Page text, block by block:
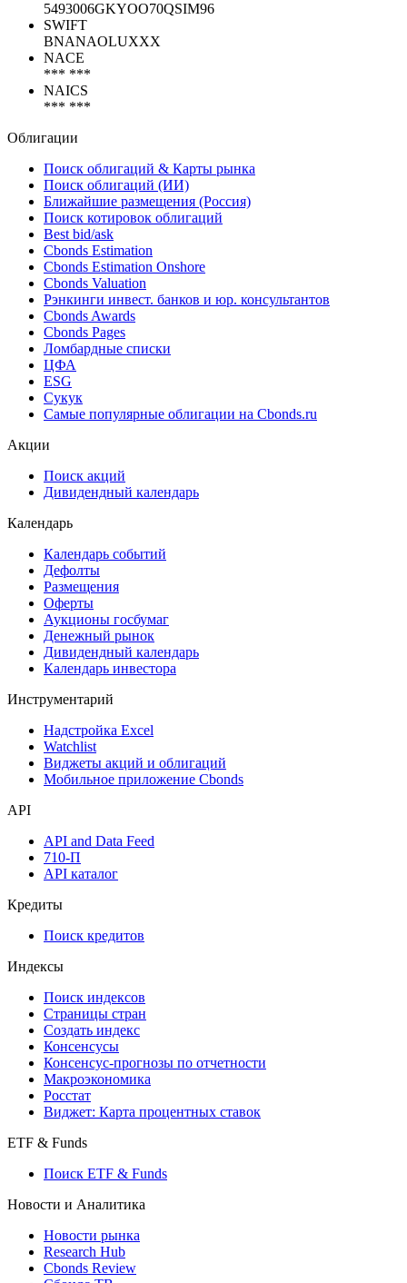
5493006GKYOO70QSIM96
SWIFT
BNANAOLUXXX
NACE
*** ***
NAICS
*** ***
Облигации
Поиск облигаций & Карты рынка
Поиск облигаций (ИИ)
Ближайшие размещения (Россия)
Поиск котировок облигаций
Best bid/ask
Cbonds Estimation
Cbonds Estimation Onshore
Cbonds Valuation
Рэнкинги инвест. банков и юр. консультантов
Cbonds Awards
Cbonds Pages
Ломбардные списки
ЦФА
ESG
Сукук
Самые популярные облигации на Cbonds.ru
Акции
Поиск акций
Дивидендный календарь
Календарь
Календарь событий
Дефолты
Размещения
Оферты
Аукционы госбумаг
Денежный рынок
Дивидендный календарь
Календарь инвестора
Инструментарий
Надстройка Excel
Watchlist
Виджеты акций и облигаций
Мобильное приложение Cbonds
API
API and Data Feed
710-П
API каталог
Кредиты
Поиск кредитов
Индексы
Поиск индексов
Страницы стран
Создать индекс
Консенсусы
Консенсус-прогнозы по отчетности
Макроэкономика
Росстат
Виджет: Карта процентных ставок
ETF & Funds
Поиск ETF & Funds
Новости и Аналитика
Новости рынка
Research Hub
Cbonds Review